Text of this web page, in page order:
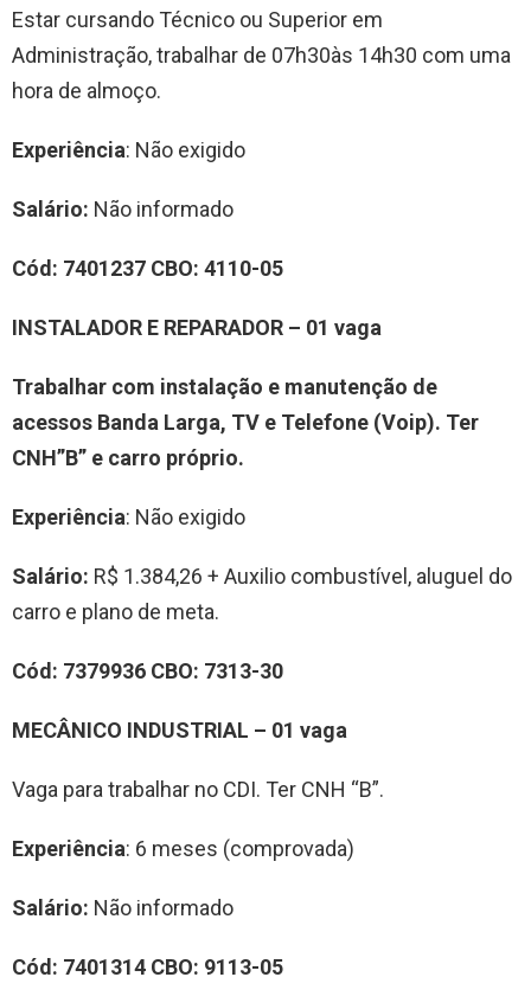
Estar cursando Técnico ou Superior em
Administração, trabalhar de 07h30às 14h30 com uma
hora de almoço.
Experiência: Não exigido
Salário: Não informado
Cód: 7401237 CBO: 4110-05
INSTALADOR E REPARADOR – 01 vaga
Trabalhar com instalação e manutenção de
acessos Banda Larga, TV e Telefone (Voip). Ter
CNH”B” e carro próprio.
Experiência: Não exigido
Salário: R$ 1.384,26 + Auxilio combustível, aluguel do
carro e plano de meta.
Cód: 7379936 CBO: 7313-30
MECÂNICO INDUSTRIAL – 01 vaga
Vaga para trabalhar no CDI. Ter CNH “B”.
Experiência: 6 meses (comprovada)
Salário: Não informado
Cód: 7401314 CBO: 9113-05